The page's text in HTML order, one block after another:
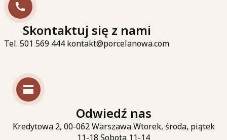
Skontaktuj się z nami
Tel. 501 569 444 kontakt@porcelanowa.com
Odwiedź nas
Kredytowa 2, 00-062 Warszawa Wtorek, środa, piątek
11-18 Sobota 11-14